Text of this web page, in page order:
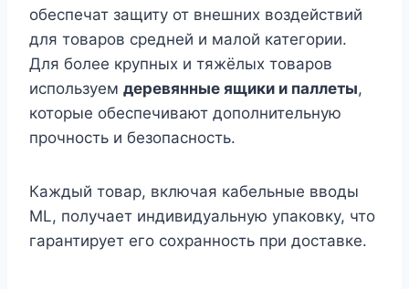
обеспечат защиту от внешних воздействий
для товаров средней и малой категории.
Для более крупных и тяжёлых товаров
используем деревянные ящики и паллеты,
которые обеспечивают дополнительную
прочность и безопасность.
Каждый товар, включая кабельные вводы
ML, получает индивидуальную упаковку, что
гарантирует его сохранность при доставке.